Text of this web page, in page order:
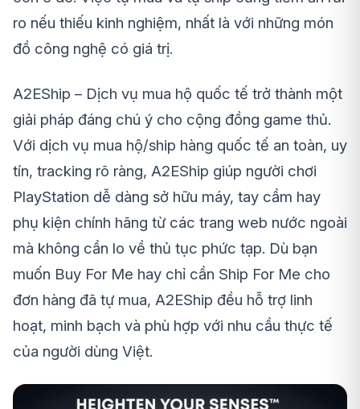
ro nếu thiếu kinh nghiệm, nhất là với những món
đồ công nghệ có giá trị.
A2EShip – Dịch vụ mua hộ quốc tế trở thành một
giải pháp đáng chú ý cho cộng đồng game thủ.
Với dịch vụ mua hộ/ship hàng quốc tế an toàn, uy
tín, tracking rõ ràng, A2EShip giúp người chơi
PlayStation dễ dàng sở hữu máy, tay cầm hay
phụ kiện chính hãng từ các trang web nước ngoài
mà không cần lo về thủ tục phức tạp. Dù bạn
muốn Buy For Me hay chỉ cần Ship For Me cho
đơn hàng đã tự mua, A2EShip đều hỗ trợ linh
hoạt, minh bạch và phù hợp với nhu cầu thực tế
của người dùng Việt.